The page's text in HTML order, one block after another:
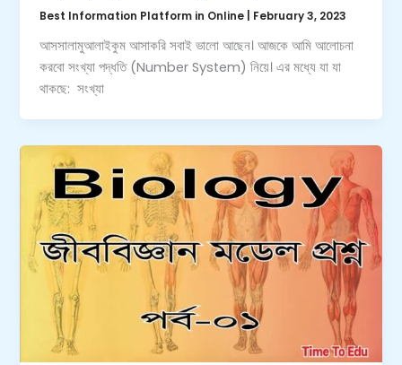
Best Information Platform in Online February 3, 2023
আসসালামুআলাইকুম আসাকরি সবাই ভালো আছেন। আজকে আমি আলোচনা
করবো সংখ্যা পদ্ধতি (Number System) নিয়ে। এর মধ্যে যা যা
থাকছে: সংখ্যা